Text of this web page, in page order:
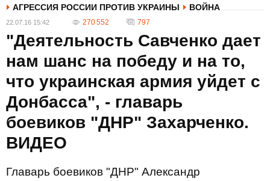
АГРЕССИЯ РОССИИ ПРОТИВ УКРАИНЫ
ВОЙНА
22.07.16 15:42 270 552 797
"Деятельность Савченко дает
нам шанс на победу и на то,
что украинская армия уйдет с
Донбасса", - главарь
боевиков "ДНР" Захарченко.
ВИДЕО
Главарь боевиков "ДНР" Александр